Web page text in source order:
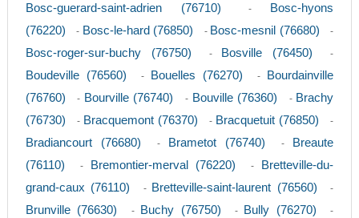
Bosc-guerard-saint-adrien (76710) -
Bosc-hyons
(76220)
- Bosc-le-hard (76850) - Bosc-mesnil (76680) -
Bosc-roger-sur-buchy (76750) - Bosville (76450) -
Boudeville (76560) - Bouelles (76270) -
Bourdainville
(76760)
- Bourville (76740) - Bouville (76360) - Brachy
(76730)
- Bracquemont (76370) - Bracquetuit (76850) -
Bradiancourt (76680) - Brametot (76740) -
Breaute
(76110)
- Bremontier-merval (76220) -
Bretteville-du-
grand-caux (76110)
- Bretteville-saint-laurent (76560) -
Brunville (76630) - Buchy (76750) - Bully (76270) -